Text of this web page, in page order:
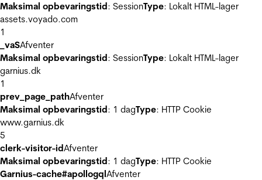
Maksimal opbevaringstid: SessionType: Lokalt HTML-lager
assets.voyado.com
1
_vaSAfventer
Maksimal opbevaringstid: SessionType: Lokalt HTML-lager
garnius.dk
1
prev_page_pathAfventer
Maksimal opbevaringstid: 1 dagType: HTTP Cookie
www.garnius.dk
5
clerk-visitor-idAfventer
Maksimal opbevaringstid: 1 dagType: HTTP Cookie
Garnius-cache#apollogqlAfventer